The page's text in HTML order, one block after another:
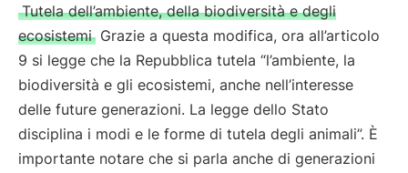
Tutela dell’ambiente, della biodiversità e degli
ecosistemi Grazie a questa modifica, ora all’articolo
9 si legge che la Repubblica tutela “l’ambiente, la
biodiversità e gli ecosistemi, anche nell’interesse
delle future generazioni. La legge dello Stato
disciplina i modi e le forme di tutela degli animali”. È
importante notare che si parla anche di generazioni